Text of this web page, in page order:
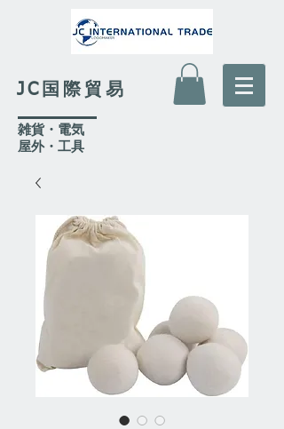
JC国際貿易
​雑貨・電気
​屋外・工具